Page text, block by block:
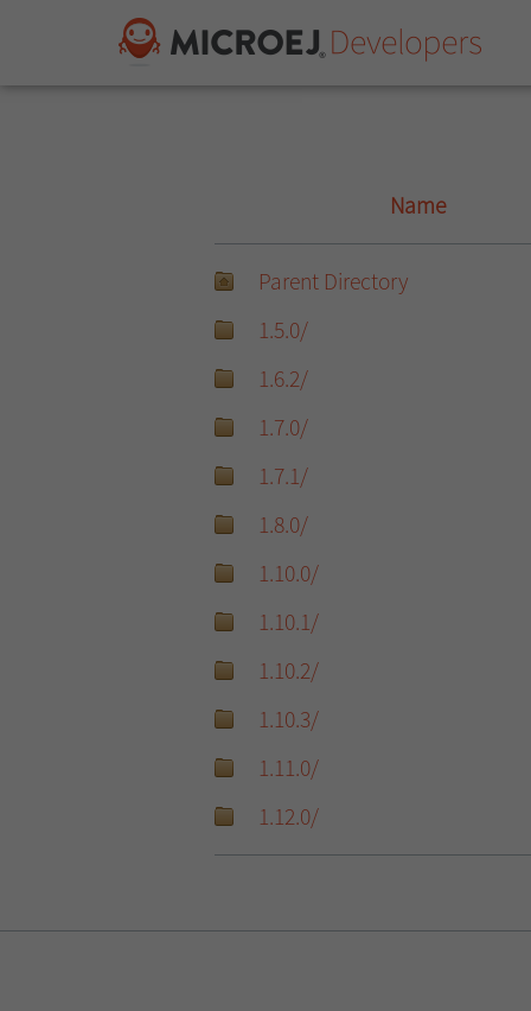
Name
Parent Directory
1.5.0/
1.6.2/
1.7.0/
1.7.1/
1.8.0/
1.10.0/
1.10.1/
1.10.2/
1.10.3/
1.11.0/
1.12.0/